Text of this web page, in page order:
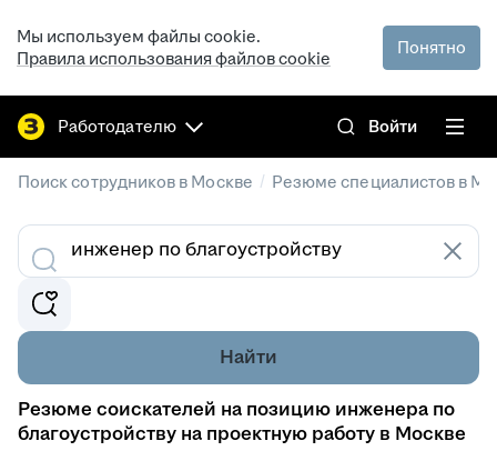
Мы используем файлы cookie.
Правила использования файлов cookie
Понятно
Работодателю Войти
Поиск сотрудников в Москве / Резюме специалистов в
Найти
Резюме соискателей на позицию инженера по
благоустройству на проектную работу в Москве